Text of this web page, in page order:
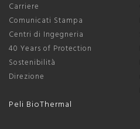
Carriere
Comunicati Stampa
Centri di Ingegneria
40 Years of Protection
Sostenibilità
Direzione
Peli BioThermal